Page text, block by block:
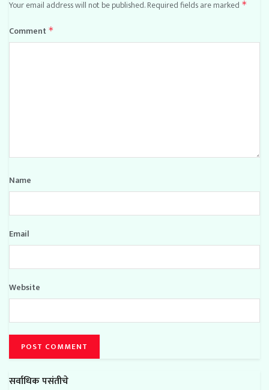
Your email address will not be published.Required fields are marked *
Comment *
Name
Email
Website
सर्वाधिक पसंतीचे